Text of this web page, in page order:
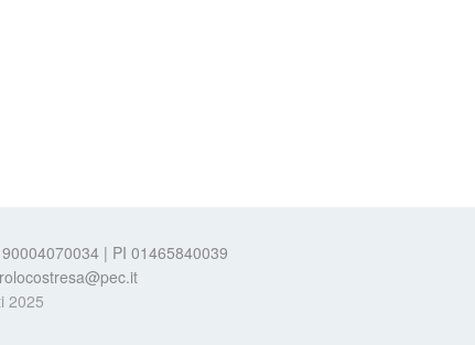
| PI 01465840039
2025